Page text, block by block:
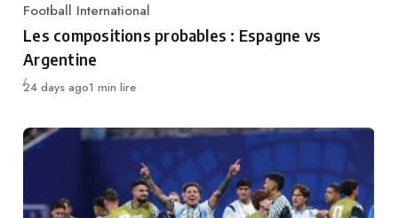
Category
Football International
Les compositions probables : Espagne vs
Argentine
Publié
24 days ago1 min lire